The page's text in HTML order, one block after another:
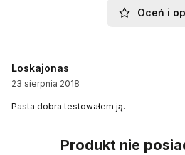
Oceń i
Loskajonas
23 sierpnia 2018
Pasta dobra testowałem ją.
Produkt nie